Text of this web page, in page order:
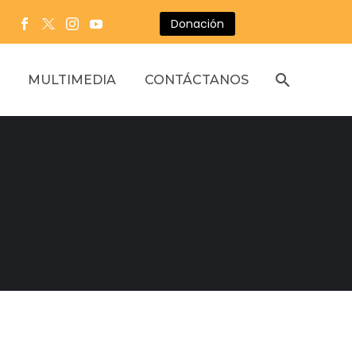
Donación
MULTIMEDIA CONTÁCTANOS